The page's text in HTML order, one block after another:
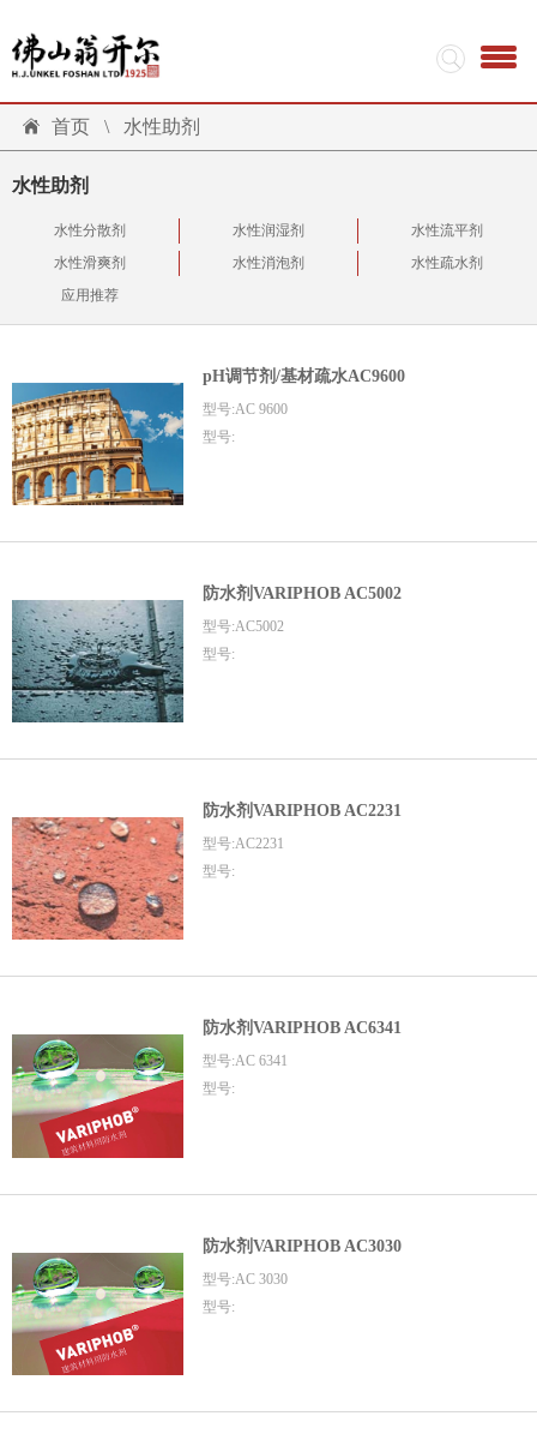
首页 \ 水性助剂
水性助剂
水性分散剂 水性润湿剂
水性流平剂
水性滑爽剂
水性消泡剂
水性疏水剂
应用推荐
pH调节剂/基材疏水AC9600
型号:AC 9600
型号:
防水剂VARIPHOB AC5002
型号:AC5002
型号:
防水剂VARIPHOB AC2231
型号:AC2231
型号:
防水剂VARIPHOB AC6341
型号:AC 6341
型号:
防水剂VARIPHOB AC3030
型号:AC 3030
型号: